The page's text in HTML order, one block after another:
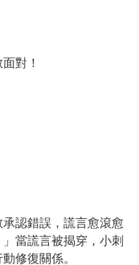
對！
認錯誤，謊言愈滾愈
當謊言被揭穿，小刺
修復關係。